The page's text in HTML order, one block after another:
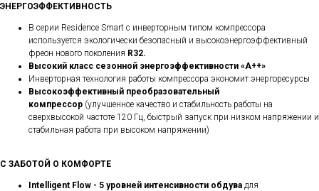
ЭНЕРГОЭФФЕКТИВНОСТЬ
В серии Residence Smart с инверторным типом компрессора
используется экологически безопасный и высокоэнергоэффективный
фреон нового поколения R32.
Высокий класс сезонной энергоэффективности «А++»
Инверторная технология работы компрессора экономит энергоресурсы
Высокоэффективный преобразовательный
компрессор (улучшенное качество и стабильность работы на
сверхвысокой частоте 120 Гц, быстрый запуск при низком напряжении и
стабильная работа при высоком напряжении)
С ЗАБОТОЙ О КОМФОРТЕ
Intelligent Flow - 5 уровней интенсивности обдува для